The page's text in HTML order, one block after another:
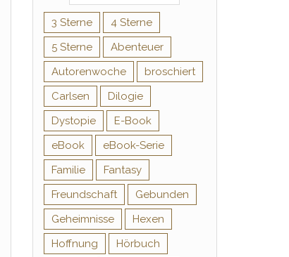
3 Sterne
4 Sterne
5 Sterne
Abenteuer
Autorenwoche
broschiert
Carlsen
Dilogie
Dystopie
E-Book
eBook
eBook-Serie
Familie
Fantasy
Freundschaft
Gebunden
Geheimnisse
Hexen
Hoffnung
Hörbuch